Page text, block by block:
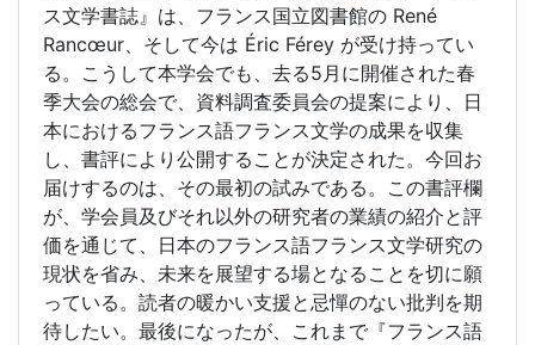
ス文学書誌』は、フランス国立図書館の René
Rancœur、そして今は Éric Férey が受け持ってい
る。こうして本学会でも、去る5月に開催された春
季大会の総会で、資料調査委員会の提案により、日
本におけるフランス語フランス文学の成果を収集
し、書評により公開することが決定された。今回お
届けするのは、その最初の試みである。この書評欄
が、学会員及びそれ以外の研究者の業績の紹介と評
価を通じて、日本のフランス語フランス文学研究の
現状を省み、未来を展望する場となることを切に願
っている。読者の暖かい支援と忌憚のない批判を期
待したい。最後になったが、これまで『フランス語